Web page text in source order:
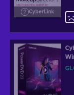
CyberLink